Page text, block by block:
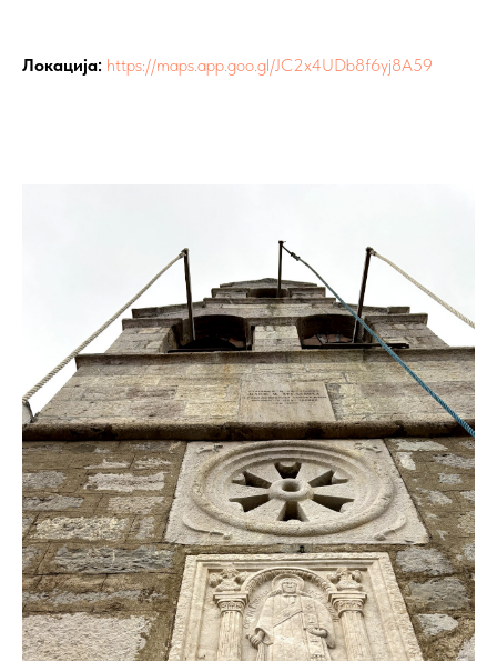
Локација: https://maps.app.goo.gl/JC2x4UDb8f6yj8A59